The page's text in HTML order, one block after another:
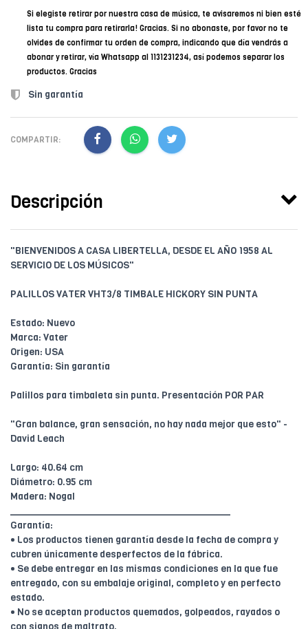
Si elegiste retirar por nuestra casa de música, te avisaremos ni bien esté
lista tu compra para retirarla! Gracias. Si no abonaste, por favor no te
olvides de confirmar tu orden de compra, indicando que día vendrás a
abonar y retirar, vía Whatsapp al 1131231234, así podemos separar los
productos. Gracias
Sin garantía
COMPARTIR:
Descripción
"BIENVENIDOS A CASA LIBERTELLA, DESDE EL AÑO 1958 AL
SERVICIO DE LOS MÚSICOS"
PALILLOS VATER VHT3/8 TIMBALE HICKORY SIN PUNTA
Estado: Nuevo
Marca: Vater
Origen: USA
Garantía: Sin garantía
Palillos para timbaleta sin punta. Presentación POR PAR
"Gran balance, gran sensación, no hay nada mejor que esto" -
David Leach
Largo: 40.64 cm
Diámetro: 0.95 cm
Madera: Nogal
________________________________________
Garantía:
• Los productos tienen garantía desde la fecha de compra y
cubren únicamente desperfectos de la fábrica.
• Se debe entregar en las mismas condiciones en la que fue
entregado, con su embalaje original, completo y en perfecto
estado.
• No se aceptan productos quemados, golpeados, rayados o